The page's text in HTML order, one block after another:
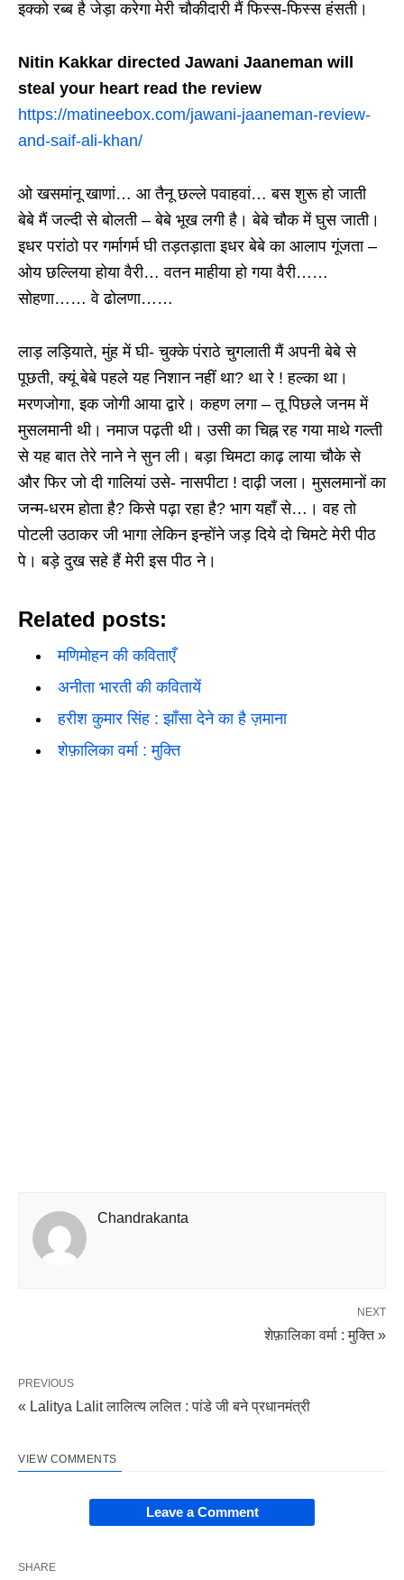
इक्को रब्ब है जेड़ा करेगा मेरी चौकीदारी मैं फिस्स-फिस्स हंसती।
Nitin Kakkar directed Jawani Jaaneman will
steal your heart read the review
https://matineebox.com/jawani-jaaneman-review-
and-saif-ali-khan/
ओ खसमांनू खाणां… आ तैनू छल्ले पवाहवां… बस शुरू हो जाती
बेबे मैं जल्दी से बोलती – बेबे भूख लगी है। बेबे चौक में घुस जाती।
इधर परांठो पर गर्मागर्म घी तड़तड़ाता इधर बेबे का आलाप गूंजता –
ओय छल्लिया होया वैरी… वतन माहीया हो गया वैरी……
सोहणा…… वे ढोलणा……
लाड़ लड़ियाते, मुंह में घी- चुक्के पंराठे चुगलाती मैं अपनी बेबे से
पूछती, क्यूं बेबे पहले यह निशान नहीं था? था रे ! हल्का था।
मरणजोगा, इक जोगी आया द्वारे। कहण लगा – तू पिछले जनम में
मुसलमानी थी। नमाज पढ़ती थी। उसी का चिह्न रह गया माथे गल्ती
से यह बात तेरे नाने ने सुन ली। बड़ा चिमटा काढ़ लाया चौके से
और फिर जो दी गालियां उसे- नासपीटा ! दाढ़ी जला। मुसलमानों का
जन्म-धरम होता है? किसे पढ़ा रहा है? भाग यहाँ से…। वह तो
पोटली उठाकर जी भागा लेकिन इन्होंने जड़ दिये दो चिमटे मेरी पीठ
पे। बड़े दुख सहे हैं मेरी इस पीठ ने।
Related posts:
मणिमोहन की कविताएँ
अनीता भारती की कवितायें
हरीश कुमार सिंह : झाँसा देने का है ज़माना
शेफ़ालिका वर्मा : मुक्ति
Chandrakanta
NEXT
शेफ़ालिका वर्मा : मुक्ति »
PREVIOUS
« Lalitya Lalit लालित्य ललित : पांडे जी बने प्रधानमंत्री
VIEW COMMENTS
Leave a Comment
SHARE